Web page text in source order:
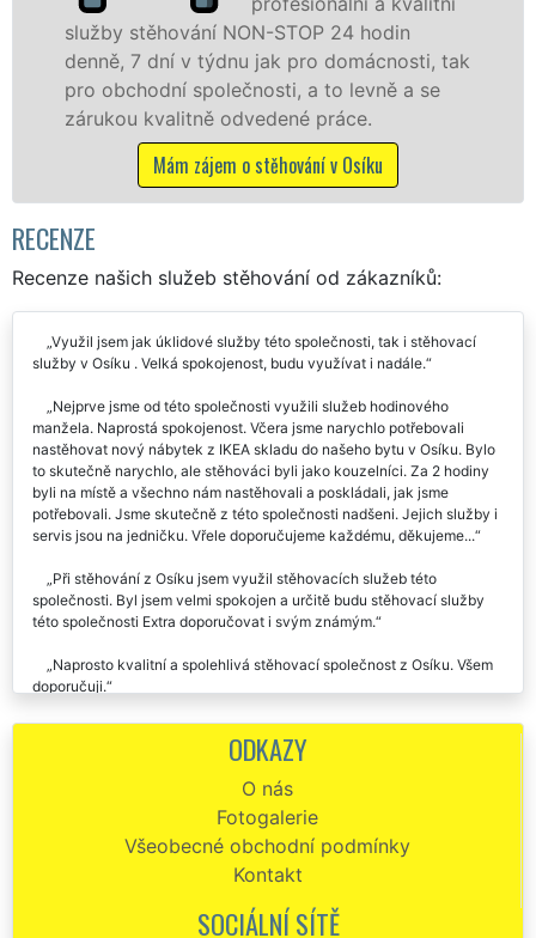
stěhování NON-STOP 24 hodin
7 dní v týdnu jak pro domácnosti, tak
obchodní společnosti, a to levně a se
kvalitně odvedené práce.
Mám zájem o stěhování v Osíku
RECENZE
Recenze našich služeb stěhování od zákazníků:
Využil jsem jak úklidové služby této společnosti, tak i stěhovací
Nejprve jsme od této společnosti využili služeb hodinového
manžela. Naprostá spokojenost. Včera jsme narychlo potřebovali
nastěhovat nový nábytek z IKEA skladu do našeho bytu v Osíku. Bylo
to skutečně narychlo, ale stěhováci byli jako kouzelníci. Za 2 hodiny
byli na místě a všechno nám nastěhovali a poskládali, jak jsme
potřebovali. Jsme skutečně z této společnosti nadšeni. Jejich služby i
Při stěhování z Osíku jsem využil stěhovacích služeb této
společnosti. Byl jsem velmi spokojen a určitě budu stěhovací služby
Naprosto kvalitní a spolehlivá stěhovací společnost z Osíku. Všem
Stěhování Osík - spokojenost, mohu jen doporučit - rychlost,
opatrnost při stěhovacích službách a dokonce usměvaví pracovníci :-)
Stěhovací služby na jedničku. Kompletní stěhování z Osíku běželo
Společnost EXTRA SLUŽBY mi zajišťovala stěhovací služby z
Osíku. Špičková souhra zaměstnanců, vřelý přístup, dochvilnost,
ODKAZY
O nás
Fotogalerie
Všeobecné obchodní podmínky
Kontakt